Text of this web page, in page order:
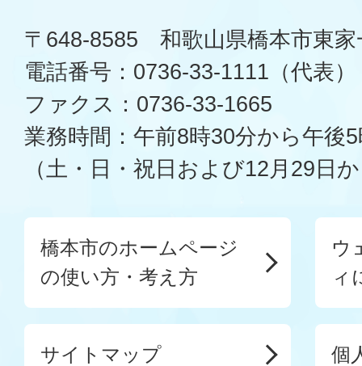
〒648-8585 和歌山県橋本市東家
電話番号：0736-33-1111（代表）
ファクス：0736-33-1665
業務時間：午前8時30分から午後
（土・日・祝日および12月29日
橋本市のホームページ
の使い方・考え方
ウ
ィ
サイトマップ 個